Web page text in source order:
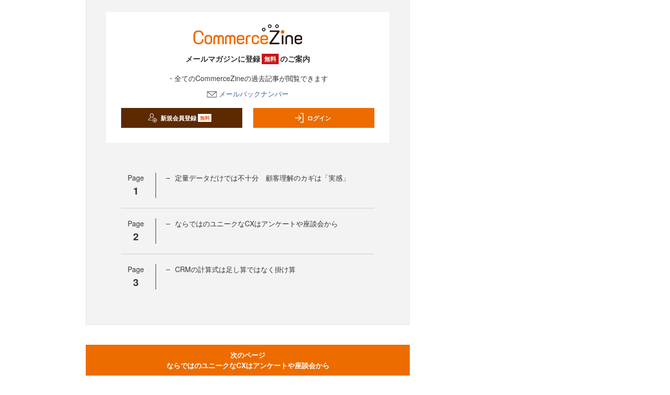
メールマガジンに登録 無料 のご案内
・全てのCommerceZineの過去記事が閲覧できます
メールバックナンバー
新規会員登録 無料 ログイン
Page
1
定量データだけでは不十分 顧客理解のカギは「実感」
Page
2
ならではのユニークなCXはアンケートや座談会から
Page
3
CRMの計算式は足し算ではなく掛け算
次のページ
ならではのユニークなCXはアンケートや座談会から